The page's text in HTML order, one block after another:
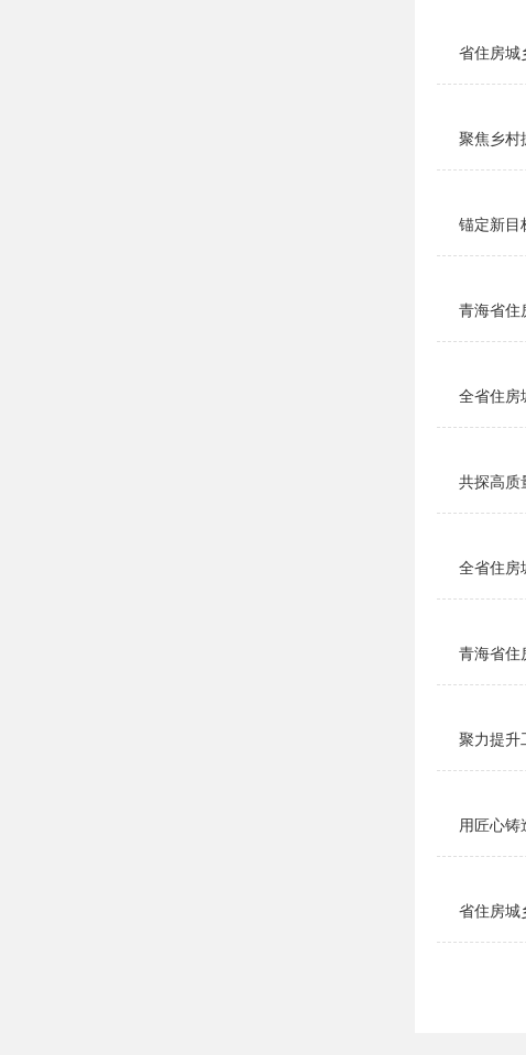
省住房城
聚焦乡村
锚定新目
青海省住
全省住房
共探高质
全省住房
青海省住
聚力提
用匠心
省住房城